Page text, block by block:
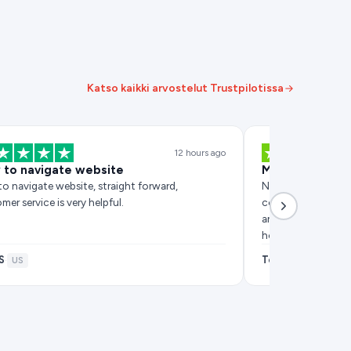
Katso kaikki arvostelut Trustpilotissa
12 hours ago
to navigate website
navigate website, straight forward,
service is very helpful.
· US
Mixed reveiw
Not had the best
communication. I
and had to call
hours befor…
Tom